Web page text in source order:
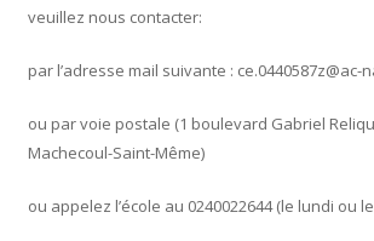
veuillez nous contacter:
par l’adresse mail suivante : ce.0440587z@ac-
ou par voie postale (1 boulevard Gabriel
Machecoul-Saint-Même)
ou appelez l’école au 0240022644 (le lundi ou